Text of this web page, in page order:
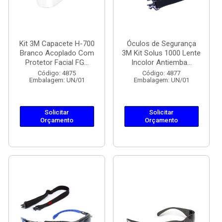
Kit 3M Capacete H-700
Branco Acoplado Com
Protetor Facial FG...
Código: 4875
Embalagem: UN/01
Solicitar
Orçamento
Óculos de Segurança
3M Kit Solus 1000 Lente
Incolor Antiemba...
Código: 4877
Embalagem: UN/01
Solicitar
Orçamento